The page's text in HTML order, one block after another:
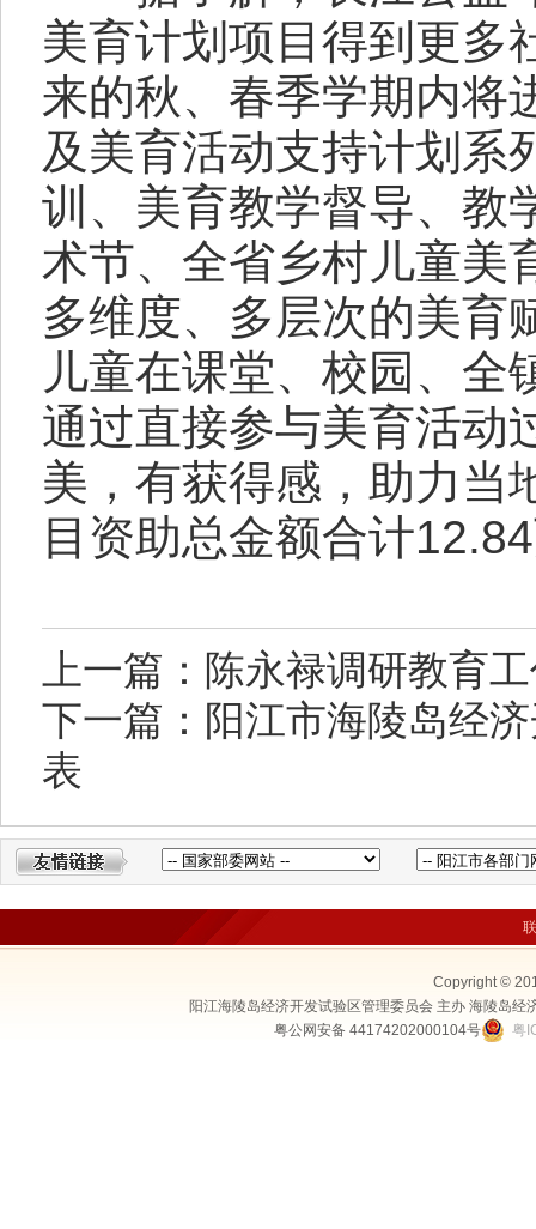
美育计划项目得到更多
来的秋、春季学期内将
及美育活动支持计划系
训、美育教学督导、教
术节、全省乡村儿童美
多维度、多层次的美育
儿童在课堂、校园、全
通过直接参与美育活动
美，有获得感，助力当
目资助总金额合计
上一篇：陈永禄调研教育
下一篇：阳江市海陵岛经
表
Copyright ©
阳江海陵岛经济开发试验区管理委员会 主办 海陵岛
粤公网安备 44174202000104号
粤